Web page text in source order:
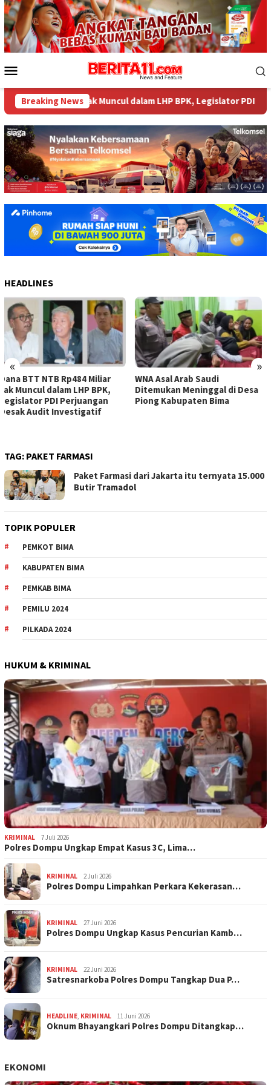
Loncat
ke
konten
Mobile
Breaking News
Miliar tak Muncul dalam LHP BPK, Legislator PDI
HEADLINES
« »
WNA Asal Arab Saudi
Ditemukan Meninggal di Desa
Piong Kabupaten Bima
Sejumlah Pekerja Dapur MBG
di Kabupaten Bima Dilaporkan
Positif Hepatitis, Puskesmas
TAG: PAKET FARMASI
Paket Farmasi dari Jakarta itu ternyata 15.000
Butir Tramadol
TOPIK POPULER
PEMKOT BIMA
KABUPATEN BIMA
PEMKAB BIMA
PEMILU 2024
PILKADA 2024
HUKUM & KRIMINAL
KRIMINAL 7 Juli 2026
Polres Dompu Ungkap Empat Kasus 3C, Lima…
KRIMINAL 2 Juli 2026
Polres Dompu Limpahkan Perkara Kekerasan…
KRIMINAL 27 Juni 2026
Polres Dompu Ungkap Kasus Pencurian Kamb…
KRIMINAL 22 Juni 2026
Satresnarkoba Polres Dompu Tangkap Dua P…
HEADLINE, KRIMINAL 11 Juni 2026
Oknum Bhayangkari Polres Dompu Ditangkap…
EKONOMI